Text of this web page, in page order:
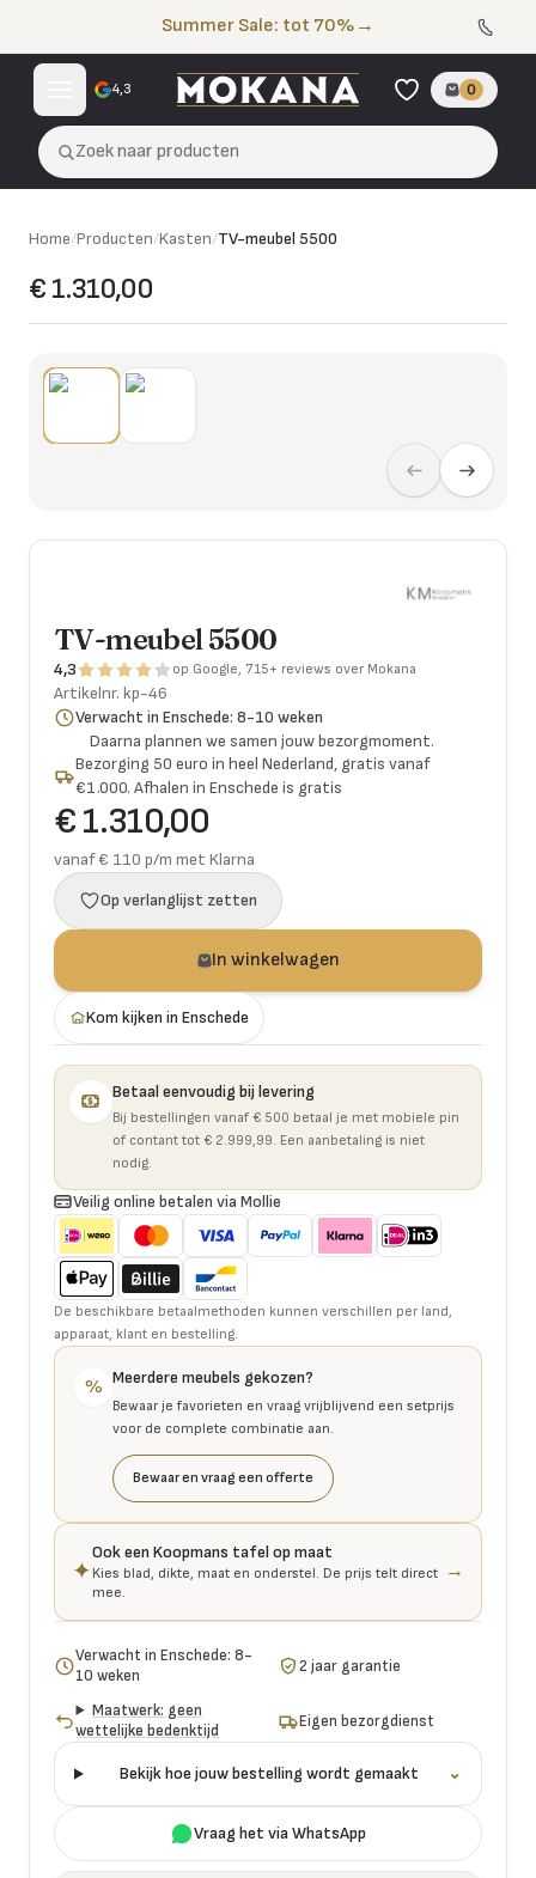
Summer Sale: tot 70% →
4,3 0
Zoek naar producten
Home/Producten/Kasten/TV-meubel 5500
€ 1.310,00
TV-meubel 5500
4,3 op Google, 715+ reviews over Mokana
Artikelnr. kp-46
Verwacht in Enschede: 8-10 weken
Daarna plannen we samen jouw bezorgmoment.
Bezorging 50 euro in heel Nederland, gratis vanaf
€1.000. Afhalen in Enschede is gratis
€ 1.310,00
vanaf € 110 p/m met Klarna
Op verlanglijst zetten
In winkelwagen
Kom kijken in Enschede
Betaal eenvoudig bij levering
Bij bestellingen vanaf € 500 betaal je met mobiele pin
of contant tot € 2.999,99. Een aanbetaling is niet
nodig.
Veilig online betalen via Mollie
De beschikbare betaalmethoden kunnen verschillen per land,
apparaat, klant en bestelling.
% Meerdere meubels gekozen?
Bewaar je favorieten en vraag vrijblijvend een setprijs
voor de complete combinatie aan.
Bewaar en vraag een offerte
✦
Ook een Koopmans tafel op maat
Kies blad, dikte, maat en onderstel. De prijs telt direct
mee.
→
Verwacht in Enschede: 8-
10 weken
2 jaar garantie
Maatwerk: geen
wettelijke bedenktijd
Eigen bezorgdienst
Bekijk hoe jouw bestelling wordt gemaakt ⌄
Vraag het via WhatsApp